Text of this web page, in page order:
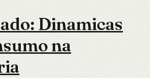
Dinamicas
na